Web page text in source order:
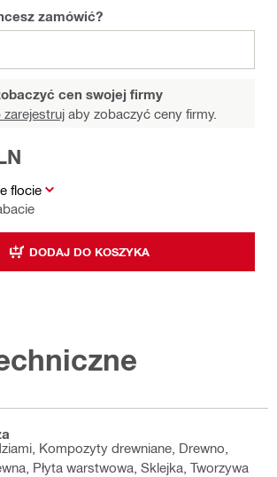
zamówić?
cen swojej firmy
zarejestruj aby zobaczyć ceny firmy.
flocie
DODAJ DO KOSZYKA
Kompozyty drewniane, Drewno,
Płyta warstwowa, Sklejka, Tworzywa